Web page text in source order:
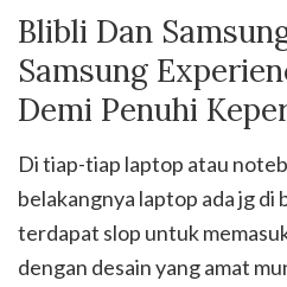
Blibli Dan
Samsung
Demi Penuhi
Di tiap-tiap laptop atau
belakangnya laptop ada jg di
terdapat slop untuk
dengan desain yang amat